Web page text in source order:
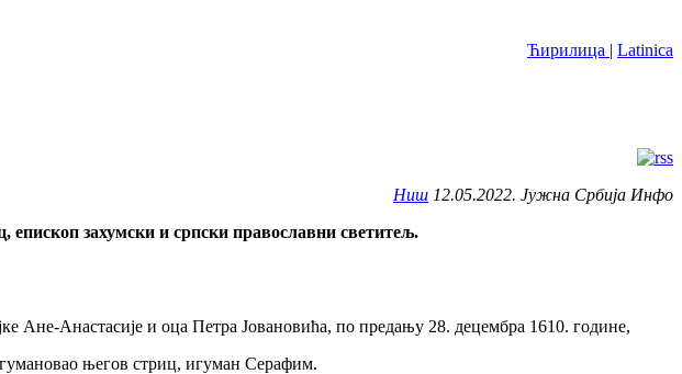
Ћирилица | Latinica
Ниш 12.05.2022. Јужна Србија Инфо
захумски и српски православни светитељ.
Анастасије и оца Петра Јовановића, по предању 28. децембра 1610. године,
његов стриц, игуман Серафим.